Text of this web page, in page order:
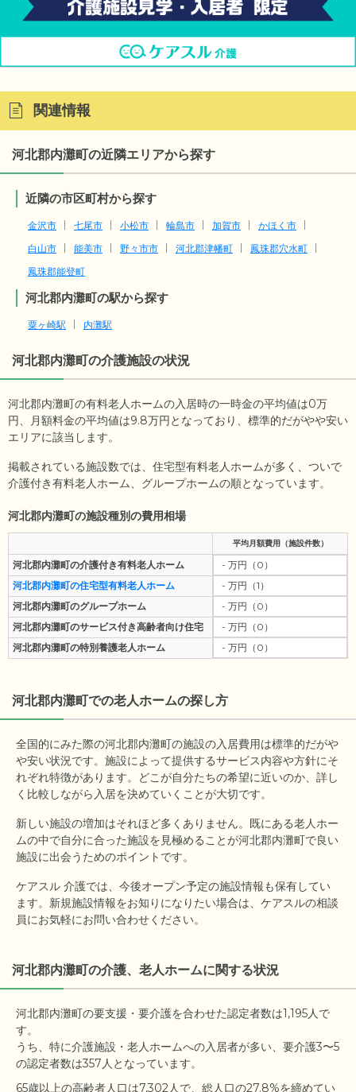
関連情報
河北郡内灘町の近隣エリアから探す
近隣の市区町村から探す
金沢市 七尾市 小松市 輪島市 加賀市
かほく市
白山市
能美市 野々市市 河北郡津幡町
鳳珠郡穴水町
鳳珠郡能登町
河北郡内灘町の駅から探す
粟ヶ崎駅 内灘駅
河北郡内灘町の介護施設の状況
河北郡内灘町の有料老人ホームの入居時の一時金の平均値は0万
円、月額料金の平均値は9.8万円となっており、標準的だがやや安い
エリアに該当します。
掲載されている施設数では、住宅型有料老人ホームが多く、ついで
介護付き有料老人ホーム、グループホームの順となっています。
河北郡内灘町の施設種別の費用相場
平均月額費用（施設件数）
河北郡内灘町の介護付き有料老人ホーム
- 万円（0）
河北郡内灘町の住宅型有料老人ホーム
- 万円（1）
河北郡内灘町のグループホーム
- 万円（0）
河北郡内灘町のサービス付き高齢者向け住宅
- 万円（0）
河北郡内灘町の特別養護老人ホーム
- 万円（0）
河北郡内灘町での老人ホームの探し方
全国的にみた際の河北郡内灘町の施設の入居費用は標準的だがや
や安い状況です。施設によって提供するサービス内容や方針にそ
れぞれ特徴があります。どこが自分たちの希望に近いのか、詳し
く比較しながら入居を決めていくことが大切です。
新しい施設の増加はそれほど多くありません。既にある老人ホー
ムの中で自分に合った施設を見極めることが河北郡内灘町で良い
施設に出会うためのポイントです。
ケアスル 介護では、今後オープン予定の施設情報も保有してい
ます。新規施設情報をお知りになりたい場合は、ケアスルの相談
員にお気軽にお問い合わせください。
河北郡内灘町の介護、老人ホームに関する状況
河北郡内灘町の要支援・要介護を合わせた認定者数は1,195人で
す。
うち、特に介護施設・老人ホームへの入居者が多い、要介護3〜5
65歳以上の高齢者人口は7,302人で、総人口の27.8%を締めてい